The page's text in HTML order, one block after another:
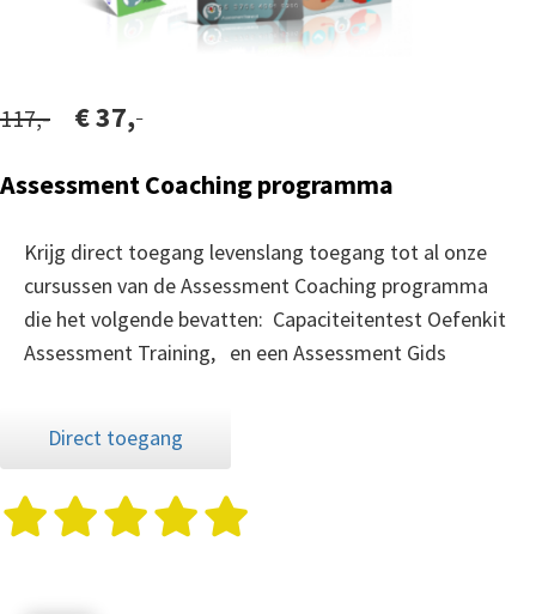
117,- € 37,-
Assessment Coaching programma
Krijg direct toegang levenslang toegang tot al onze
cursussen van de Assessment Coaching programma
die het volgende bevatten: Capaciteitentest Oefenkit
Assessment Training, en een Assessment Gids
Direct toegang